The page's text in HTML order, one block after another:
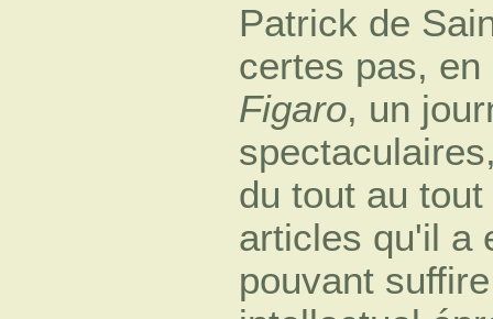
Patrick de
certes pas,
Figaro, un
du tout au
articles qu'il a
pouvant